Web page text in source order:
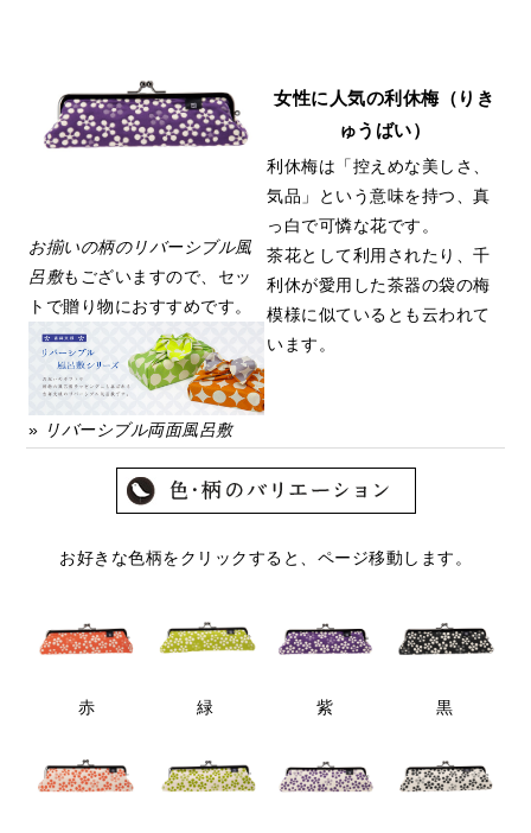
お揃いの柄のリバーシブル風
呂敷もございますので、セッ
トで贈り物におすすめです。
» リバーシブル両面風呂敷
女性に人気の利休梅（りき
ゅうばい）
利休梅は「控えめな美しさ、
気品」という意味を持つ、真
っ白で可憐な花です。
茶花として利用されたり、千
利休が愛用した茶器の袋の梅
模様に似ているとも云われて
います。
お好きな色柄をクリックすると、ページ移動します。
赤 緑 紫 黒